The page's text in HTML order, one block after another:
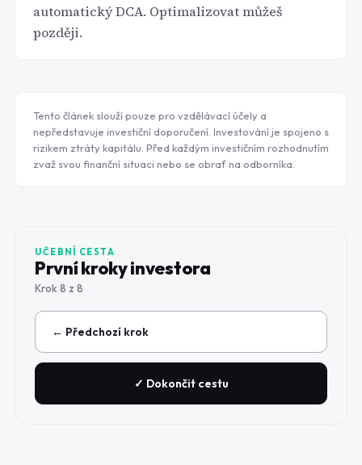
automatický DCA. Optimalizovat můžeš
později.
Tento článek slouží pouze pro vzdělávací účely a
nepředstavuje investiční doporučení. Investování je spojeno s
rizikem ztráty kapitálu. Před každým investičním rozhodnutím
zvaž svou finanční situaci nebo se obrať na odborníka.
UČEBNÍ CESTA
První kroky investora
Krok 8 z 8
← Předchozí krok
✓ Dokončit cestu